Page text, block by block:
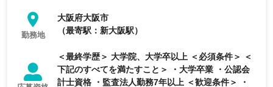
勤務地
大阪府大阪市
（最寄駅：新大阪駅）
＜最終学歴＞ 大学院、大学卒以上 ＜必須条件＞ ＜
下記のすべてを満たすこと＞ ・大学卒業 ・公認会
計士資格 ・監査法人勤務7年以上 ＜歓迎条件＞ ・